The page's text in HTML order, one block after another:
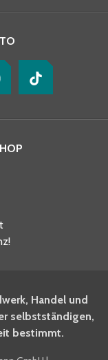
Handel und
selbstständigen,
bestimmt.